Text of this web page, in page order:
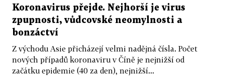
Koronavirus přejde. Nejhorší je virus
zpupnosti, vůdcovské neomylnosti a
bonzáctví
Z východu Asie přicházejí velmi nadějná čísla. Počet
nových případů koronaviru v Číně je nejnižší od
začátku epidemie (40 za den), nejnižší...